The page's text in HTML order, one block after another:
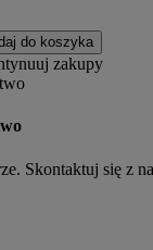
zakupy
Skontaktuj się z